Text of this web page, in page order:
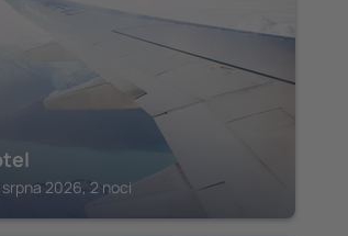
2026, 2 noci